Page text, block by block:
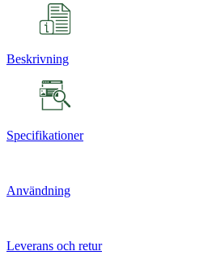
Beskrivning
Specifikationer
Användning
Leverans och retur